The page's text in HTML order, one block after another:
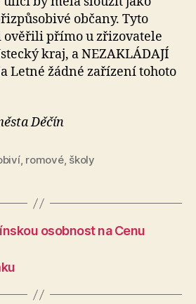
občany. Tyto
ověřili přímo u zřizovatele
kraj, a NEZAKLÁDAJÍ
Letné žádné zařízení tohoto
Děčín
, romové, školy
osobnost na Cenu